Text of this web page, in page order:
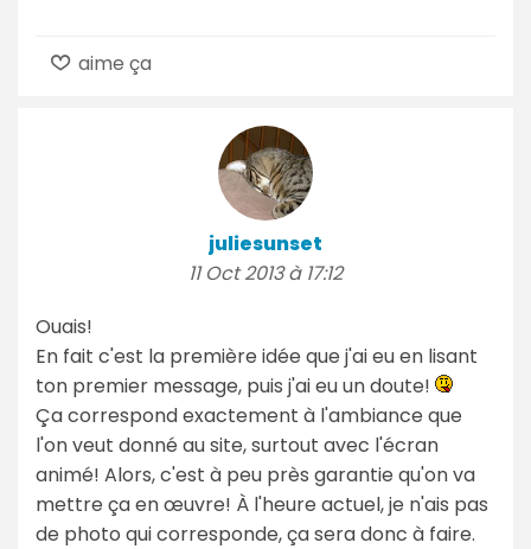
aime ça
juliesunset
11 Oct 2013 à 17:12
Ouais!
En fait c'est la première idée que j'ai eu en lisant
ton premier message, puis j'ai eu un doute!
Ça correspond exactement à l'ambiance que
l'on veut donné au site, surtout avec l'écran
animé! Alors, c'est à peu près garantie qu'on va
mettre ça en œuvre! À l'heure actuel, je n'ais pas
de photo qui corresponde, ça sera donc à faire.